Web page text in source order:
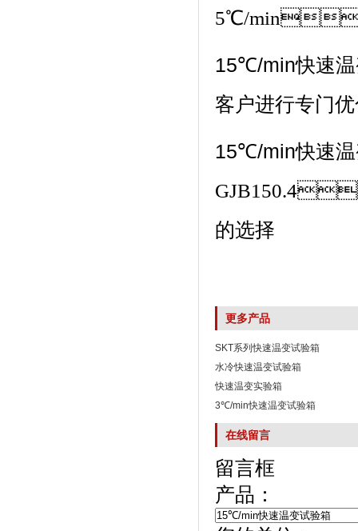
5℃/min
15℃/min快速
客户进行专门优
15℃/min快速
的选择
更多产品
SKT系列快速温变试验箱
水冷快速温变试验箱
快速温变实验箱
3℃/min快速温变试验箱
在线留言
留言框
产品：